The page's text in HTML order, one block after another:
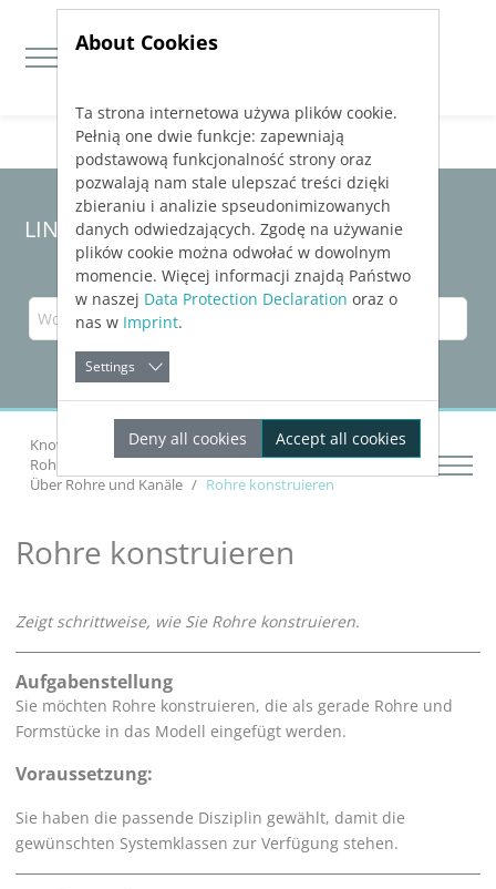
Jump directly to main navigation
Jump directly to content
LINEAR Solutions 23 für Revit
Knowledge Base Revit
Netze konstruieren
Rohre und Kanäle konstruieren
Über Rohre und Kanäle
Rohre konstruieren
Rohre konstruieren
Zeigt schrittweise, wie Sie Rohre konstruieren.
Aufgabenstellung
Sie möchten Rohre konstruieren, die als gerade Rohre und
Formstücke in das Modell eingefügt werden.
Voraussetzung:
Sie haben die passende Disziplin gewählt, damit die
gewünschten Systemklassen zur Verfügung stehen.
About Cookies
Ta strona internetowa używa plików cookie.
Pełnią one dwie funkcje: zapewniają
podstawową funkcjonalność strony oraz
pozwalają nam stale ulepszać treści dzięki
zbieraniu i analizie spseudonimizowanych
danych odwiedzających. Zgodę na używanie
plików cookie można odwołać w dowolnym
momencie. Więcej informacji znajdą Państwo
w naszej Data Protection Declaration oraz o
nas w Imprint.
Settings
Deny all cookies Accept all cookies